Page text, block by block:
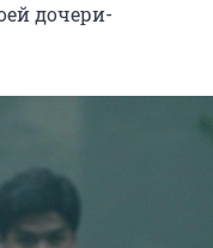
дочери-